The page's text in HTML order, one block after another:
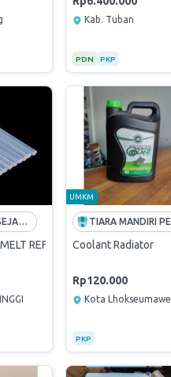
Kab. Tuban
PDN PKP
at Kalbut – Indonesia
CV. A THREE SEJAHTERA
REFILL;GLUE GUN;SMALL
UMKM
Coolant Radiator
Rp120.000
Kota Lhokseumawe
PKP